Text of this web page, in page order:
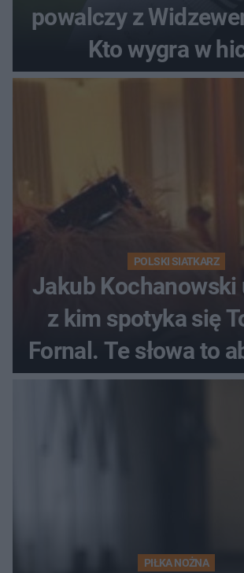
powalczy z
Kto wygra w
Ekstraklasy?
POLSKI SIATKARZ
Jakub Kochanowski
z kim spotyka się
Fornal. Te słowa to
hit
PIŁKA NOŻNA